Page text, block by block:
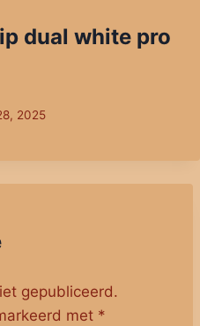
dual white pro
2025
gepubliceerd.
met *